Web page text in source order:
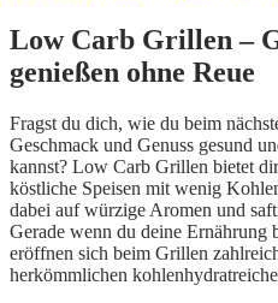
Low Carb Grillen –
genießen ohne Reue
Fragst du dich, wie du beim
Geschmack und Genuss gesund
kannst? Low Carb Grillen bietet
köstliche Speisen mit wenig
dabei auf würzige Aromen und
Gerade wenn du deine Ernährung
eröffnen sich beim Grillen
herkömmlichen